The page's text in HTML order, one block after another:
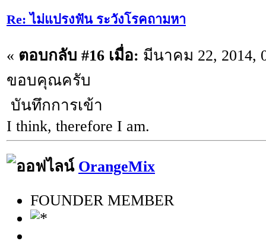
Re: ไม่แปรงฟัน ระวังโรคถามหา
« ตอบกลับ #16 เมื่อ: มีนาคม 22, 2014,
ขอบคุณครับ
บันทึกการเข้า
I think, therefore I am.
OrangeMix
FOUNDER MEMBER